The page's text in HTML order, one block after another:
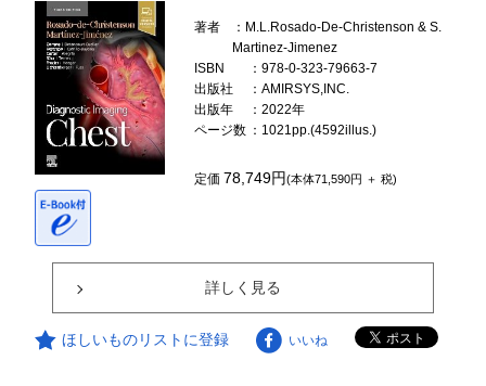
著者
：M.L.Rosado-De-Christenson & S.
Martinez-Jimenez
ISBN
：978-0-323-79663-7
出版社
：AMIRSYS,INC.
出版年
：2022年
ページ数 ：1021pp.(4592illus.)
定価 78,749円(本体71,590円 ＋ 税)
詳しく見る
ほしいものリストに登録 いいね